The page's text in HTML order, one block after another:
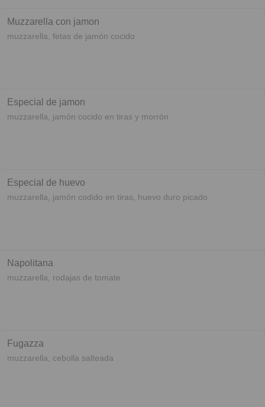
Muzzarella con jamon
muzzarella, fetas de jamón cocido
Especial de jamon
muzzarella, jamón cocido en tiras y morrón
Especial de huevo
muzzarella, jamón codido en tiras, huevo duro picado
Napolitana
muzzarella, rodajas de tomate
Fugazza
muzzarella, cebolla salteada